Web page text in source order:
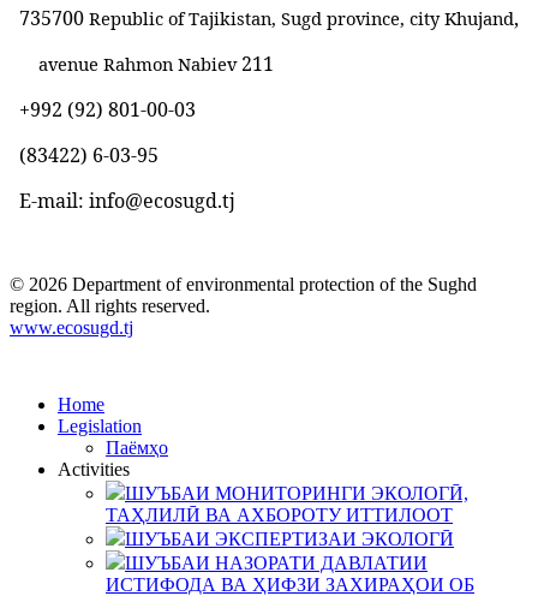
735700 Republic of Tajikistan, Sugd province, city Khujand,
avenue Rahmon Nabiev211
+992 (92) 801-00-03
(83422) 6-03-95
E-mail: info@ecosugd.tj
© 2026 Department of environmental protection of the Sughd
region. All rights reserved.
www.ecosugd.tj
Home
Legislation
Паёмҳо
Activities
ШУЪБАИ МОНИТОРИНГИ ЭКОЛОГӢ,
ТАҲЛИЛӢ ВА АХБОРОТУ ИТТИЛООТ
ШУЪБАИ ЭКСПЕРТИЗАИ ЭКОЛОГӢ
ШУЪБАИ НАЗОРАТИ ДАВЛАТИИ
ИСТИФОДА ВА ҲИФЗИ ЗАХИРАҲОИ ОБ